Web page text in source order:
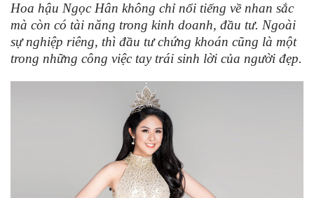
Hoa hậu Ngọc Hân không chỉ nổi tiếng về nhan sắc
mà còn có tài năng trong kinh doanh, đầu tư. Ngoài
sự nghiệp riêng, thì đầu tư chứng khoán cũng là một
trong những công việc tay trái sinh lời của người đẹp.